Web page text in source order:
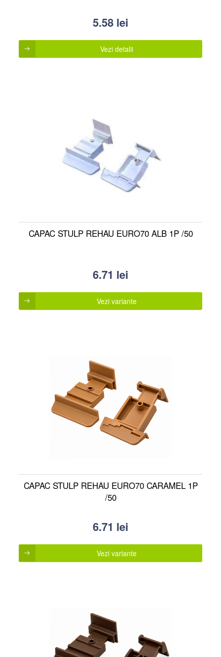
5.58 lei
Vezi detalii
CAPAC STULP REHAU EURO70 ALB 1P /50
6.71 lei
Vezi variante
CAPAC STULP REHAU EURO70 CARAMEL 1P
/50
6.71 lei
Vezi variante